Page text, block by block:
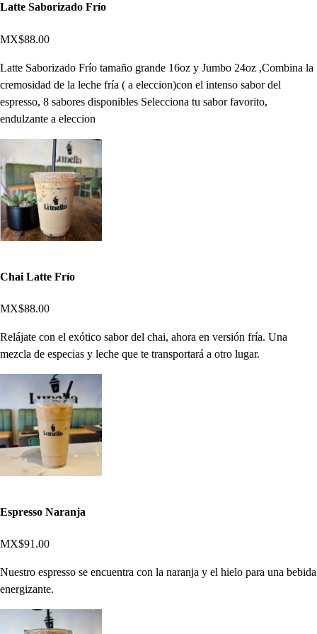
Latte Saborizado Frío
MX$88.00
Latte Saborizado Frío tamaño grande 16oz y Jumbo 24oz ,Combina la
cremosidad de la leche fría ( a eleccion)con el intenso sabor del
espresso, 8 sabores disponibles Selecciona tu sabor favorito,
endulzante a eleccion
Chai Latte Frío
MX$88.00
Relájate con el exótico sabor del chai, ahora en versión fría. Una
mezcla de especias y leche que te transportará a otro lugar.
Espresso Naranja
MX$91.00
Nuestro espresso se encuentra con la naranja y el hielo para una bebida
energizante.